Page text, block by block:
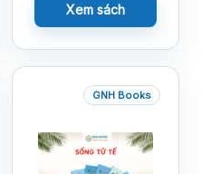
Xem sách
GNH Books